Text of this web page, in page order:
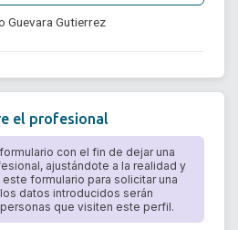
Guevara Gutierrez
el profesional
con el fin de dejar una
ajustándote a la realidad y
formulario para solicitar una
datos introducidos serán
que visiten este perfil.